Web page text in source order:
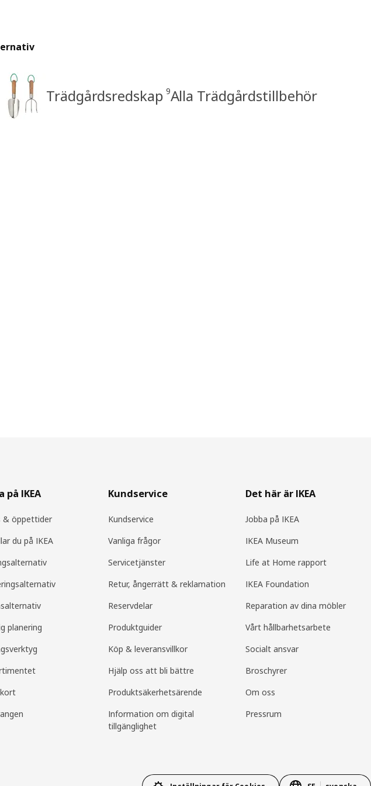
Trädgårdsredskap 9Alla Trädgårdstillbehör
på IKEA
& öppettider
du på IKEA
planering
Kundservice
Kundservice
Vanliga frågor
Servicetjänster
Retur, ångerrätt & reklamation
Reservdelar
Produktguider
Köp & leveransvillkor
Hjälp oss att bli bättre
Produkt­säkerhets­ärende
Information om digital
tillgänglighet
Det här är IKEA
Jobba på IKEA
IKEA Museum
Life at Home rapport
IKEA Foundation
Reparation av dina möbler
Vårt hållbarhetsarbete
Socialt ansvar
Broschyrer
Om oss
Pressrum